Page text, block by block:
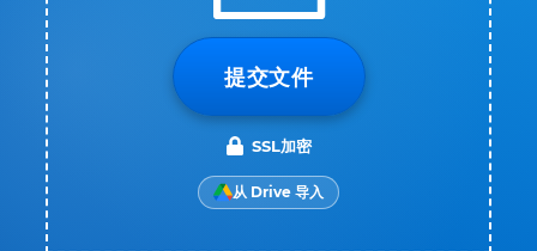
提交文件
SSL加密
从 Drive 导入